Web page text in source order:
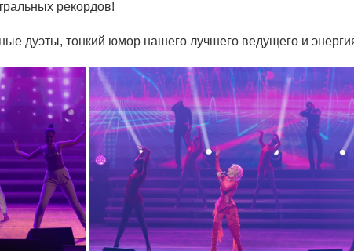
рекордов!
дуэты, тонкий юмор нашего лучшего ведущего и